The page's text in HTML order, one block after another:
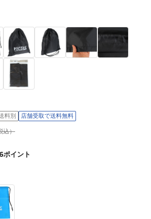
料別 店舗受取で送料無料
込）
ポイント